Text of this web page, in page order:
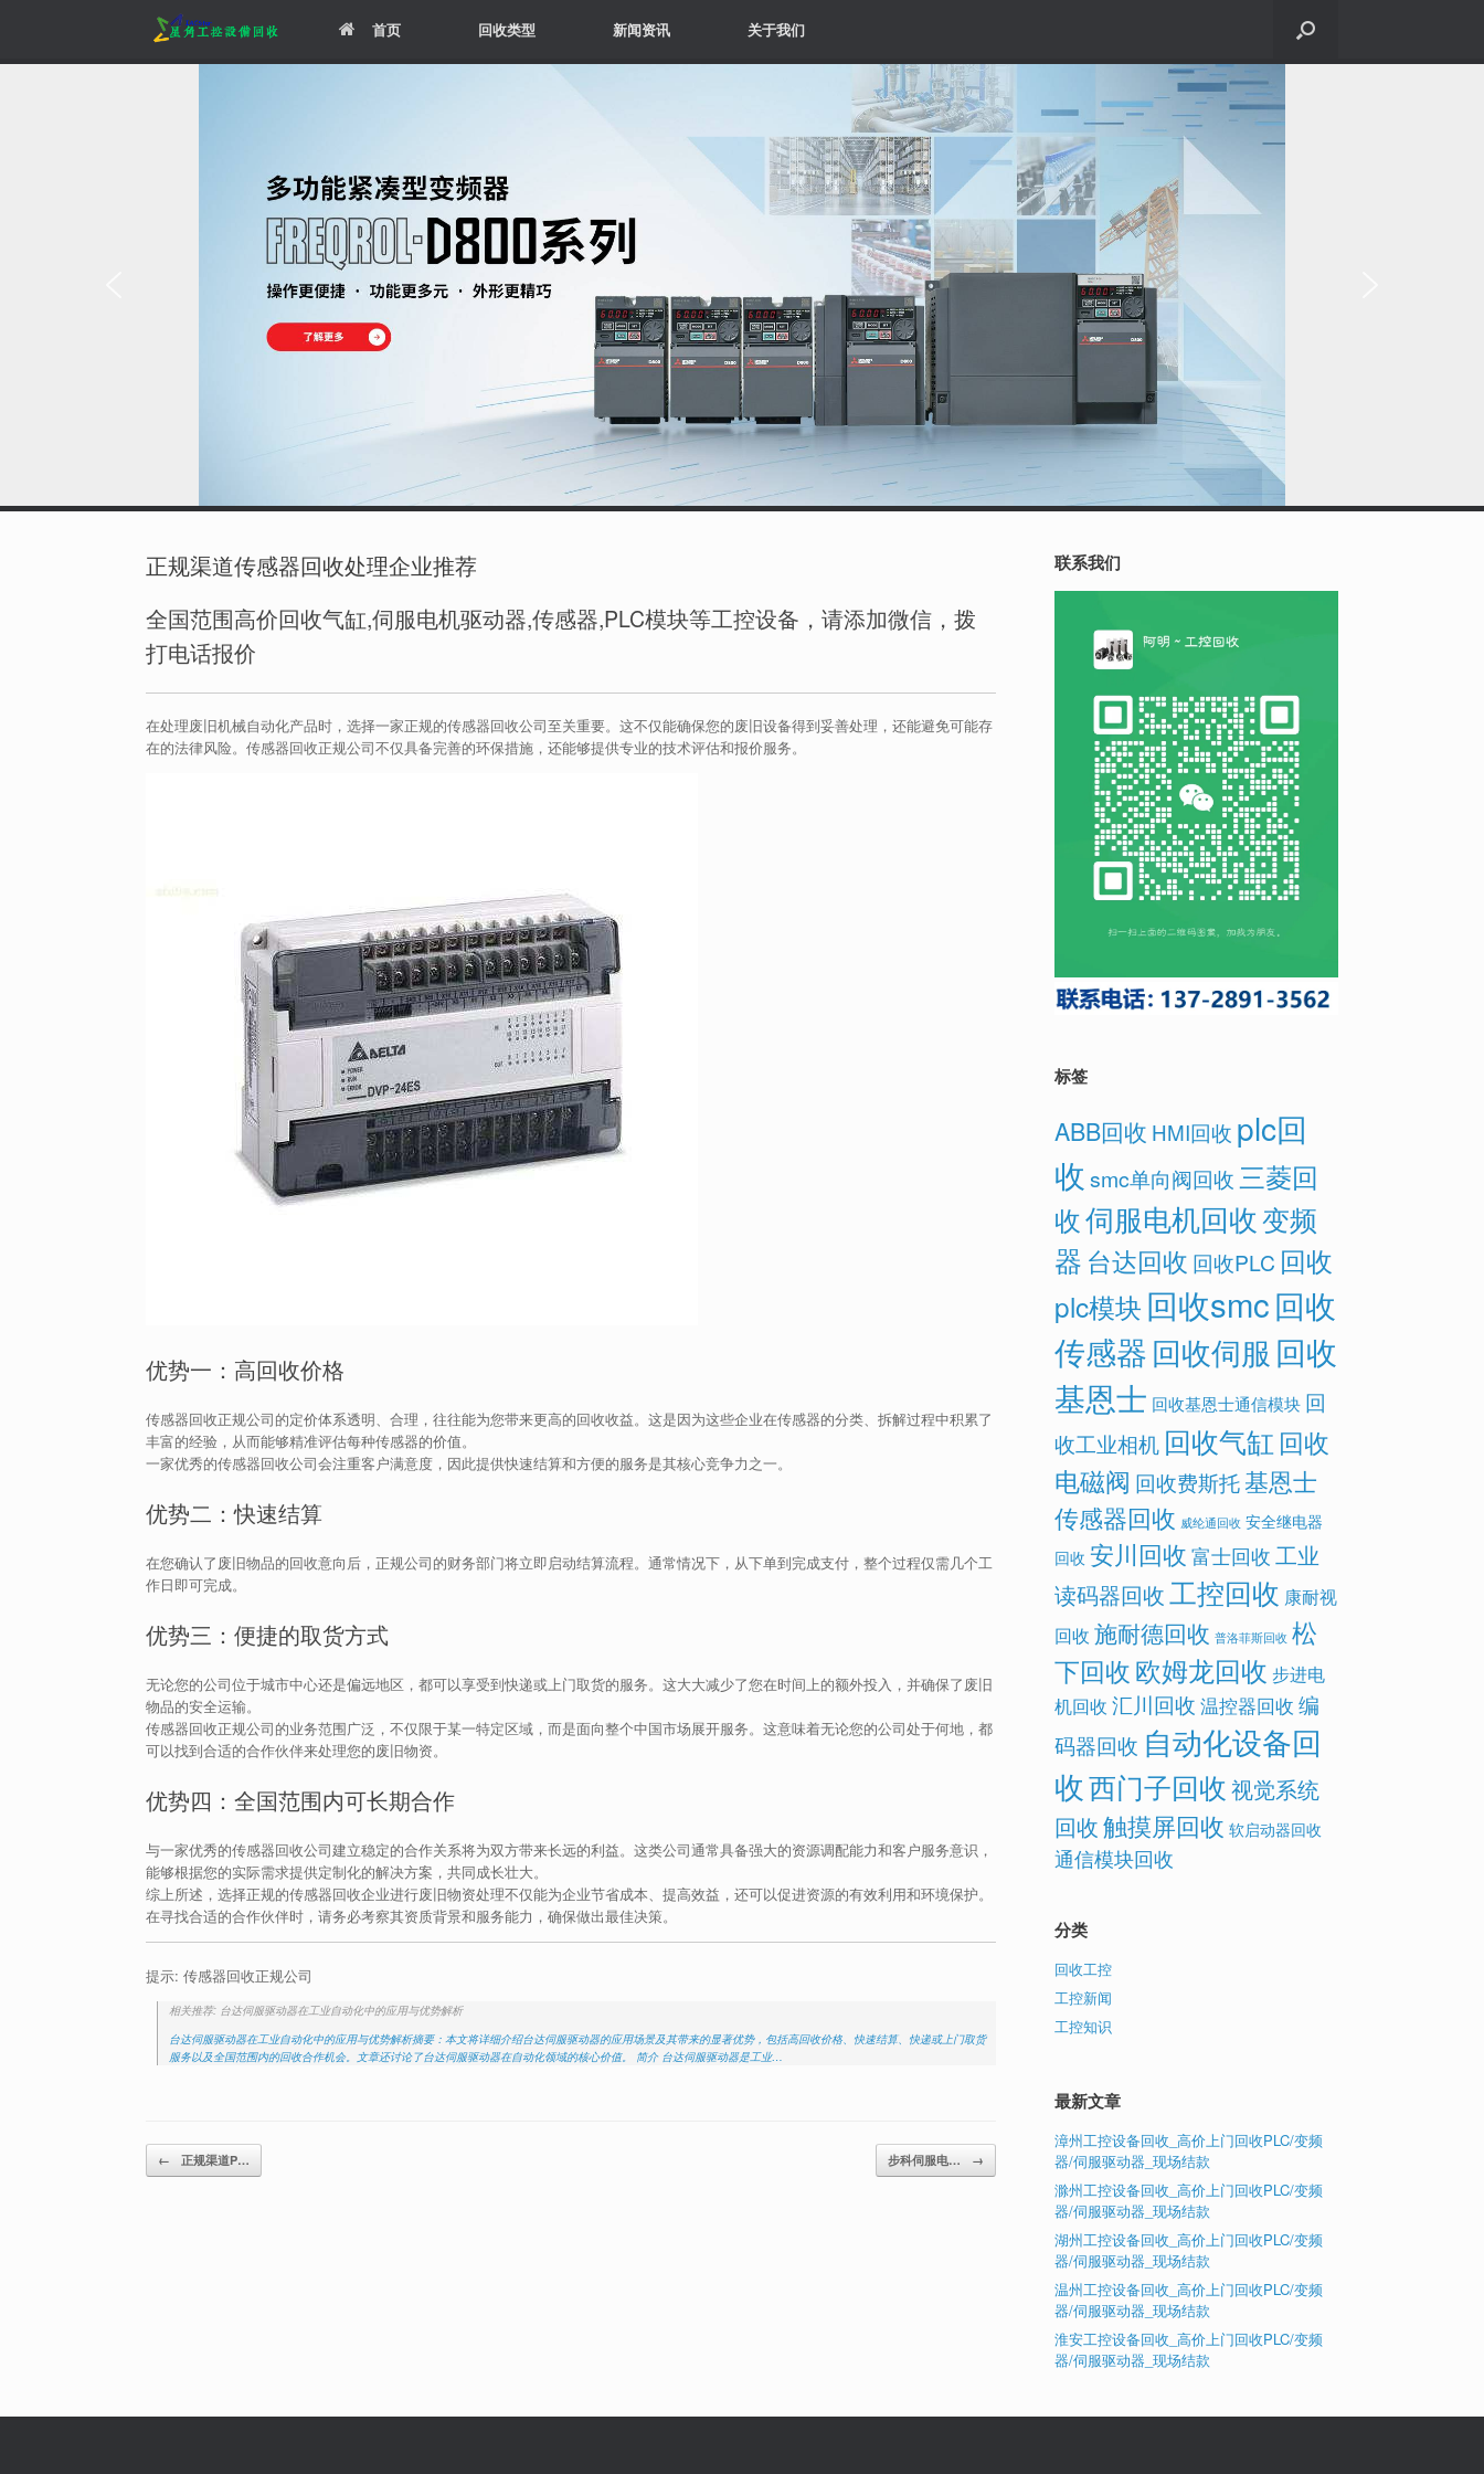
首页 回收类型 新闻资讯 关于我们
正规渠道传感器回收处理企业推荐
全国范围高价回收气缸,伺服电机驱动器,传感器,PLC模块等工控设备，请添加微信，拨
打电话报价
在处理废旧机械自动化产品时，选择一家正规的传感器回收公司至关重要。这不仅能确保您的废旧设备得到妥善处理，还能避免可能存
在的法律风险。传感器回收正规公司不仅具备完善的环保措施，还能够提供专业的技术评估和报价服务。
优势一：高回收价格
传感器回收正规公司的定价体系透明、合理，往往能为您带来更高的回收收益。这是因为这些企业在传感器的分类、拆解过程中积累了
丰富的经验，从而能够精准评估每种传感器的价值。
一家优秀的传感器回收公司会注重客户满意度，因此提供快速结算和方便的服务是其核心竞争力之一。
优势二：快速结算
在您确认了废旧物品的回收意向后，正规公司的财务部门将立即启动结算流程。通常情况下，从下单到完成支付，整个过程仅需几个工
作日即可完成。
优势三：便捷的取货方式
无论您的公司位于城市中心还是偏远地区，都可以享受到快递或上门取货的服务。这大大减少了您在时间上的额外投入，并确保了废旧
物品的安全运输。
传感器回收正规公司的业务范围广泛，不仅限于某一特定区域，而是面向整个中国市场展开服务。这意味着无论您的公司处于何地，都
可以找到合适的合作伙伴来处理您的废旧物资。
优势四：全国范围内可长期合作
与一家优秀的传感器回收公司建立稳定的合作关系将为双方带来长远的利益。这类公司通常具备强大的资源调配能力和客户服务意识，
能够根据您的实际需求提供定制化的解决方案，共同成长壮大。
综上所述，选择正规的传感器回收企业进行废旧物资处理不仅能为企业节省成本、提高效益，还可以促进资源的有效利用和环境保护。
在寻找合适的合作伙伴时，请务必考察其资质背景和服务能力，确保做出最佳决策。
提示: 传感器回收正规公司
相关推荐: 台达伺服驱动器在工业自动化中的应用与优势解析
台达伺服驱动器在工业自动化中的应用与优势解析摘要：本文将详细介绍台达伺服驱动器的应用场景及其带来的显著优势，包括高回收价格、快速结算、快递或上门取货
服务以及全国范围内的回收合作机会。文章还讨论了台达伺服驱动器在自动化领域的核心价值。 简介 台达伺服驱动器是工业…
Post navigation
← 正规渠道P… 步科伺服电… →
联系我们
标签
ABB回收 HMI回收 plc回
收 smc单向阀回收三菱回
收伺服电机回收变频
器 台达回收 回收PLC 回收
plc模块 回收smc回收
传感器回收伺服 回收
基恩士 回收基恩士通信模块 回
收工业相机 回收气缸 回收
电磁阀 回收费斯托基恩士
传感器回收 威纶通回收 安全继电器
回收 安川回收 富士回收 工业
读码器回收工控回收 康耐视
回收 施耐德回收 普洛菲斯回收 松
下回收欧姆龙回收 步进电
机回收 汇川回收 温控器回收 编
码器回收 自动化设备回
收西门子回收视觉系统
回收触摸屏回收 软启动器回收
通信模块回收
分类
回收工控
工控新闻
工控知识
最新文章
漳州工控设备回收_高价上门回收PLC/变频
器/伺服驱动器_现场结款
滁州工控设备回收_高价上门回收PLC/变频
器/伺服驱动器_现场结款
湖州工控设备回收_高价上门回收PLC/变频
器/伺服驱动器_现场结款
温州工控设备回收_高价上门回收PLC/变频
器/伺服驱动器_现场结款
淮安工控设备回收_高价上门回收PLC/变频
器/伺服驱动器_现场结款